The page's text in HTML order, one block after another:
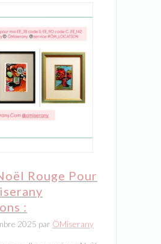
Rouge Pour
:
2025 par ÖMiserany